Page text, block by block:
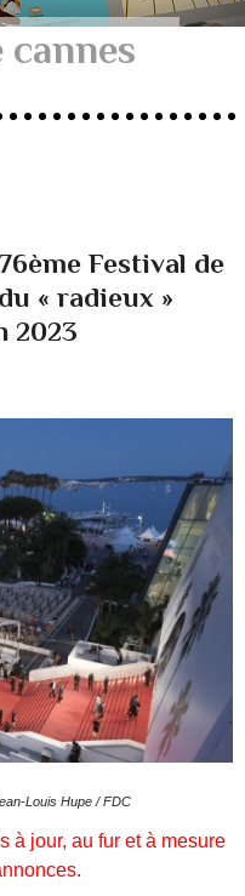
cannes
Festival de
« radieux »
2023
Louis Hupe / FDC
à jour, au fur et à mesure